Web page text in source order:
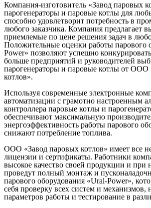
Компания-изготовитель «Завод паровых
парогенераторы и паровые котлы для
способно удовлетворит потребность в
любого заказчика. Компания предлагает
приемлемые по цене решения задач в
Положительные оценки работы парового
Power» позволяют успешно
больше предприятий и руководителей
парогенераторы и паровые котлы от ООО
котлов».
Используя современные электронные
автоматизации с грамотно настроенным
контроллера паровые котлы и
обеспечивают максимальную
энергоэффективность работы парового
снижают потребление топлива.
ООО «Завод паровых котлов» имеет все
лицензии и сертификаты. Работники
высокое качество своей продукции и при
проведут полный монтаж и
парового оборудования «Ural-Power»,
себя проверку всех систем и механизмов,
параметров работы и тестирование в